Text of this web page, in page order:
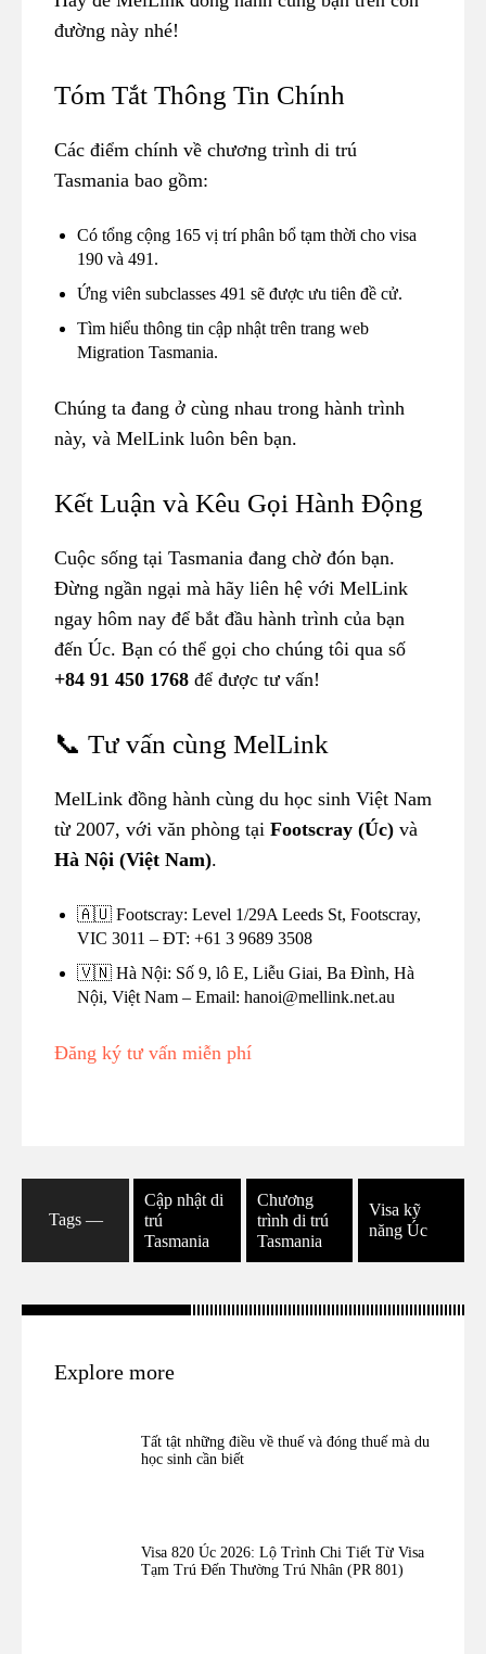
đường này nhé!
Tóm Tắt Thông Tin Chính
Các điểm chính về chương trình di trú
Tasmania bao gồm:
Có tổng cộng 165 vị trí phân bổ tạm thời cho visa
190 và 491.
Ứng viên subclasses 491 sẽ được ưu tiên đề cử.
Tìm hiểu thông tin cập nhật trên trang web
Migration Tasmania.
Chúng ta đang ở cùng nhau trong hành trình
này, và MelLink luôn bên bạn.
Kết Luận và Kêu Gọi Hành Động
Cuộc sống tại Tasmania đang chờ đón bạn.
Đừng ngần ngại mà hãy liên hệ với MelLink
ngay hôm nay để bắt đầu hành trình của bạn
đến Úc. Bạn có thể gọi cho chúng tôi qua số
+84 91 450 1768 để được tư vấn!
📞 Tư vấn cùng MelLink
MelLink đồng hành cùng du học sinh Việt Nam
từ 2007, với văn phòng tại Footscray (Úc) và
Hà Nội (Việt Nam).
🇦🇺 Footscray: Level 1/29A Leeds St, Footscray,
VIC 3011 – ĐT: +61 3 9689 3508
🇻🇳 Hà Nội: Số 9, lô E, Liễu Giai, Ba Đình, Hà
Nội, Việt Nam – Email: hanoi@mellink.net.au
Đăng ký tư vấn miễn phí
Tags ―
Cập nhật di
trú
Tasmania
Chương
trình di trú
Tasmania
Visa kỹ
năng Úc
Explore more
Tất tật những điều về thuế và đóng thuế mà du
học sinh cần biết
Visa 820 Úc 2026: Lộ Trình Chi Tiết Từ Visa
Tạm Trú Đến Thường Trú Nhân (PR 801)